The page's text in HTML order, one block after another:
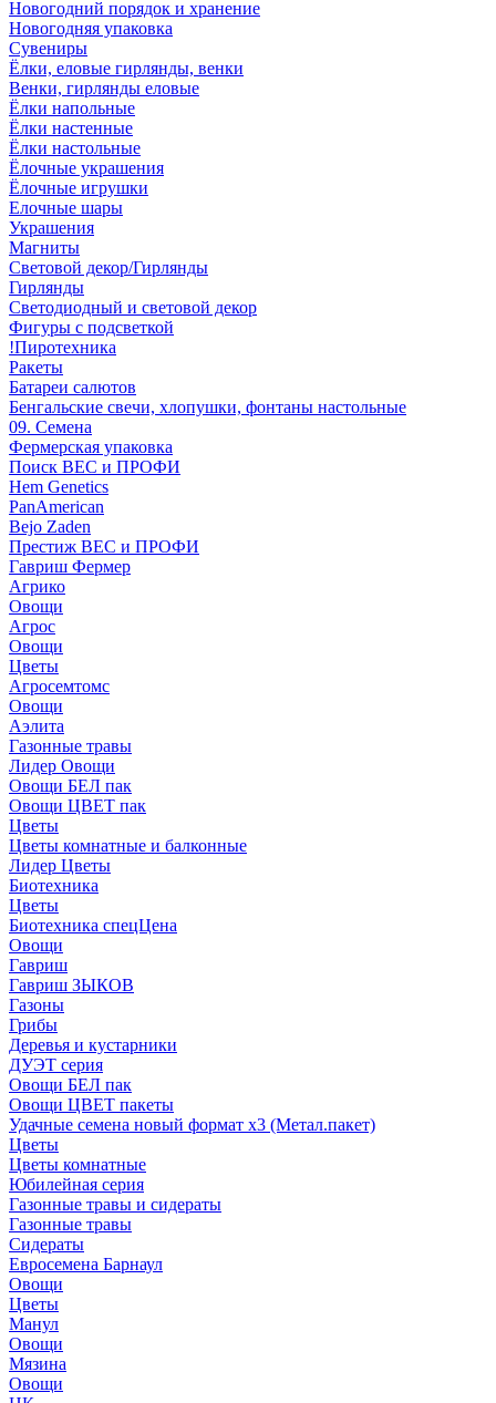
Новогодний порядок и хранение
Новогодняя упаковка
Сувениры
Ёлки, еловые гирлянды, венки
Венки, гирлянды еловые
Ёлки напольные
Ёлки настенные
Ёлки настольные
Ёлочные украшения
Ёлочные игрушки
Елочные шары
Украшения
Магниты
Световой декор/Гирлянды
Гирлянды
Светодиодный и световой декор
Фигуры с подсветкой
!Пиротехника
Ракеты
Батареи салютов
Бенгальские свечи, хлопушки, фонтаны настольные
09. Семена
Фермерская упаковка
Поиск ВЕС и ПРОФИ
Hem Genetics
PanAmerican
Bejo Zaden
Престиж ВЕС и ПРОФИ
Гавриш Фермер
Агрико
Овощи
Агрос
Овощи
Цветы
Агросемтомс
Овощи
Аэлита
Газонные травы
Лидер Овощи
Овощи БЕЛ пак
Овощи ЦВЕТ пак
Цветы
Цветы комнатные и балконные
Лидер Цветы
Биотехника
Цветы
Биотехника спецЦена
Овощи
Гавриш
Гавриш ЗЫКОВ
Газоны
Грибы
Деревья и кустарники
ДУЭТ серия
Овощи БЕЛ пак
Овощи ЦВЕТ пакеты
Удачные семена новый формат х3 (Метал.пакет)
Цветы
Цветы комнатные
Юбилейная серия
Газонные травы и сидераты
Газонные травы
Сидераты
Евросемена Барнаул
Овощи
Цветы
Манул
Овощи
Мязина
Овощи